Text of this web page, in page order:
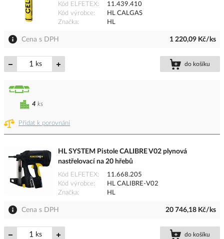
Kód ELFETEX
11.439.410
Kód výrobce
HL CALGAS
Značka
HL
Cena s DPH 1 220,09 Kč/ks
ks do košíku
Přidat k porovnání
4 ks
HL SYSTEM Pistole CALIBRE V02 plynová
nastřelovací na 20 hřebů
Kód ELFETEX
11.668.205
Kód výrobce
HL CALIBRE-V02
Značka
HL
Cena s DPH 20 746,18 Kč/ks
ks do košíku